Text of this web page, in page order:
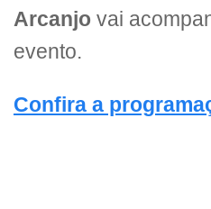
Arcanjo vai
evento.
Confira a